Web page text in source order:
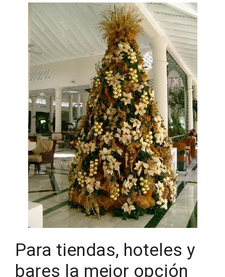
Para tiendas, hoteles y
bares la mejor opción